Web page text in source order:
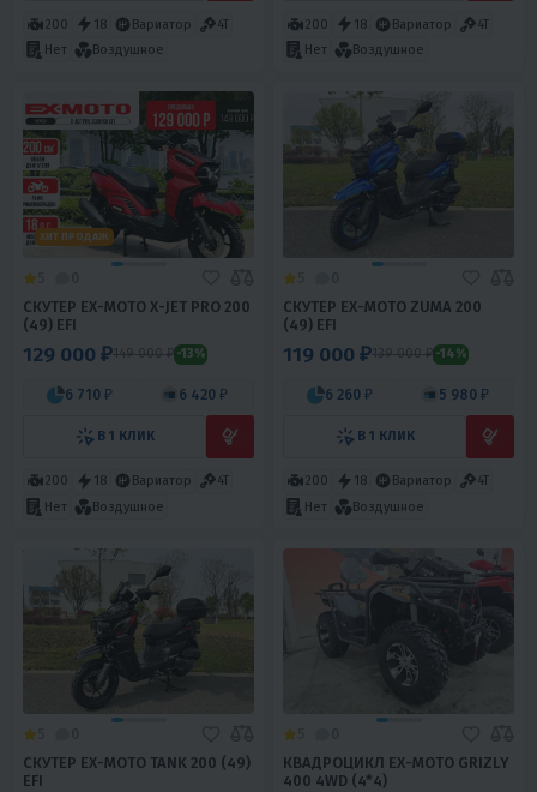
200 18 Вариатор
4T
Нет
Воздушное
200 18 Вариатор
4T
Нет
Воздушное
ХИТ ПРОДАЖ
СКУТЕР EX-MOTO X-JET PRO 200
(49) EFI
129 000 ₽149 000 ₽ -13%
6 710 ₽ 6 420 ₽
В 1 КЛИК
200 18 Вариатор
4T
Нет
Воздушное
СКУТЕР EX-MOTO ZUMA 200
(49) EFI
119 000 ₽139 000 ₽ -14%
6 260 ₽ 5 980 ₽
В 1 КЛИК
200 18 Вариатор
4T
Нет
Воздушное
СКУТЕР EX-MOTO TANK 200 (49)
EFI
КВАДРОЦИКЛ EX-MOTO GRIZLY
400 4WD (4*4)